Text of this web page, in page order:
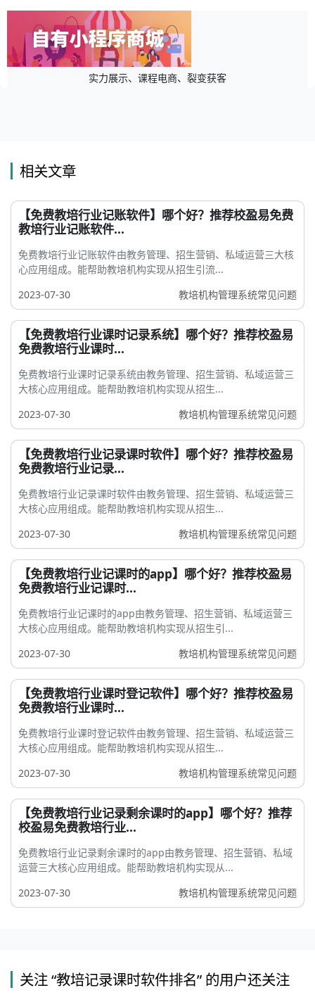
实力展示、课程电商、裂变获客
相关文章
【免费教培行业记账软件】哪个好？推荐校盈易免费
教培行业记账软件...
免费教培行业记账软件由教务管理、招生营销、私域运营三大核
心应用组成。能帮助教培机构实现从招生引流...
2023-07-30
教培机构管理系统常见问题
【免费教培行业课时记录系统】哪个好？推荐校盈易
免费教培行业课时...
免费教培行业课时记录系统由教务管理、招生营销、私域运营三
大核心应用组成。能帮助教培机构实现从招生...
2023-07-30
教培机构管理系统常见问题
【免费教培行业记录课时软件】哪个好？推荐校盈易
免费教培行业记录...
免费教培行业记录课时软件由教务管理、招生营销、私域运营三
大核心应用组成。能帮助教培机构实现从招生...
2023-07-30
教培机构管理系统常见问题
【免费教培行业记课时的app】哪个好？推荐校盈易
免费教培行业记课时...
免费教培行业记课时的app由教务管理、招生营销、私域运营三
大核心应用组成。能帮助教培机构实现从招生引...
2023-07-30
教培机构管理系统常见问题
【免费教培行业课时登记软件】哪个好？推荐校盈易
免费教培行业课时...
免费教培行业课时登记软件由教务管理、招生营销、私域运营三
大核心应用组成。能帮助教培机构实现从招生...
2023-07-30
教培机构管理系统常见问题
【免费教培行业记录剩余课时的app】哪个好？推荐
校盈易免费教培行业...
免费教培行业记录剩余课时的app由教务管理、招生营销、私域
运营三大核心应用组成。能帮助教培机构实现从...
2023-07-30
教培机构管理系统常见问题
关注 “教培记录课时软件排名” 的用户还关注